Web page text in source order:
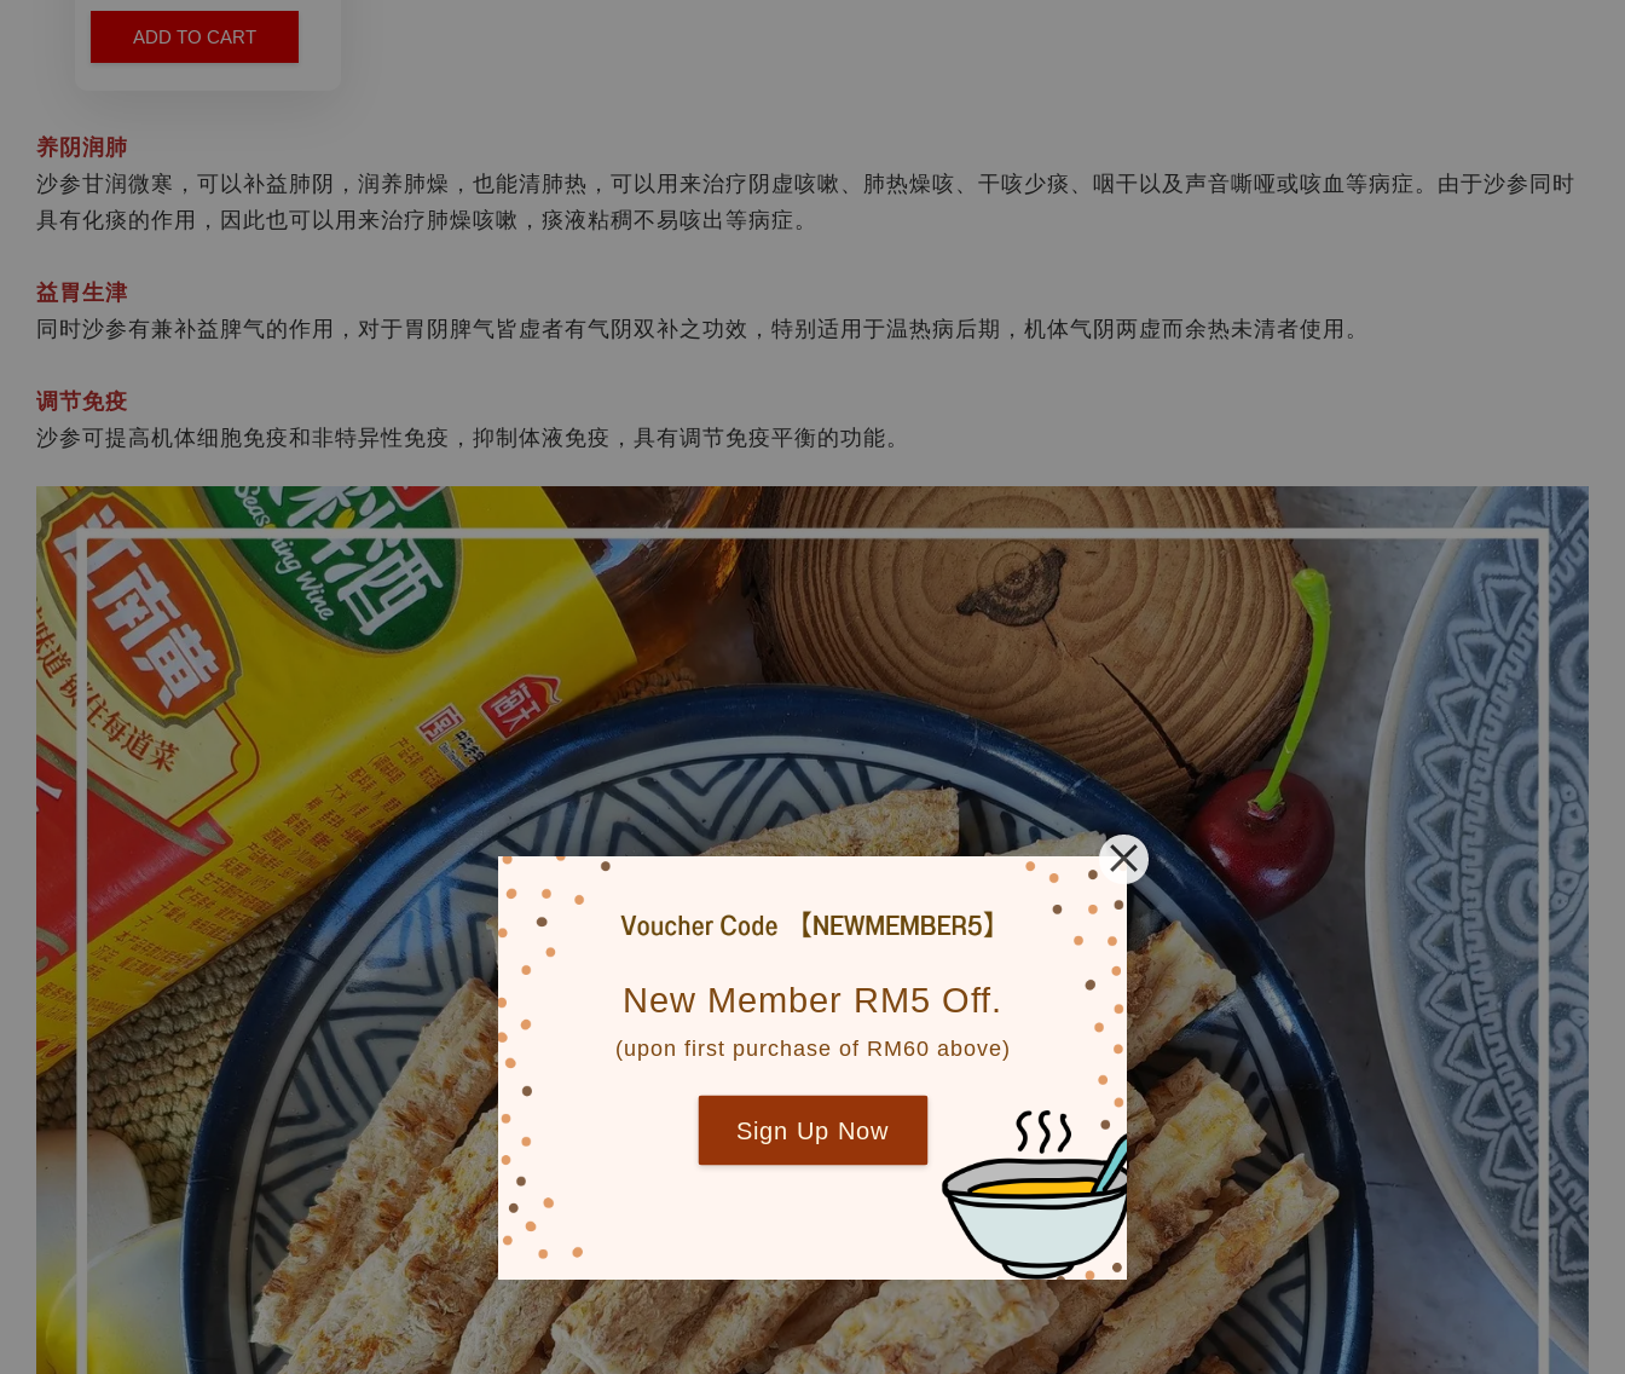
New Member RM5 Off.
(upon first purchase of RM60 above)
Sign Up Now
ADD TO CART
养阴润肺
沙参甘润微寒，可以补益肺阴，润养肺燥，也能清肺热，可以用来治疗阴虚咳嗽、肺热燥咳、干咳少痰、咽干以及声音嘶哑或咳血等病症。由于沙参同时
具有化痰的作用，因此也可以用来治疗肺燥咳嗽，痰液粘稠不易咳出等病症。
益胃生津
同时沙参有兼补益脾气的作用，对于胃阴脾气皆虚者有气阴双补之功效，特别适用于温热病后期，机体气阴两虚而余热未清者使用。
调节免疫
沙参可提高机体细胞免疫和非特异性免疫，抑制体液免疫 ， 具有调节免疫平衡的功能。